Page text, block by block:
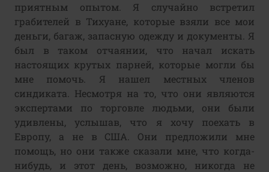
приятным опытом. Я случайно встретил
грабителей в Тихуане, которые взяли все мои
деньги, багаж, запасную одежду и документы. Я
был в таком отчаянии, что начал искать
настоящих крутых парней, которые могли бы
мне помочь. Я нашел местных членов
синдиката. Несмотря на то, что они являются
экспертами по торговле людьми, они были
удивлены, услышав, что я хочу поехать в
Европу, а не в США. Они предложили мне
помощь, но они также сказали мне, что когда-
нибудь, и этот день, возможно, никогда не